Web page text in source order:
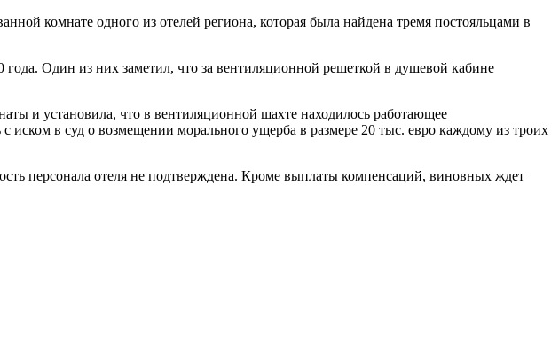
комнате одного из отелей региона, которая была найдена тремя постояльцами в
Один из них заметил, что за вентиляционной решеткой в душевой кабине
и установила, что в вентиляционной шахте находилось работающее
в суд о возмещении морального ущерба в размере 20 тыс. евро каждому из троих
персонала отеля не подтверждена. Кроме выплаты компенсаций, виновных ждет